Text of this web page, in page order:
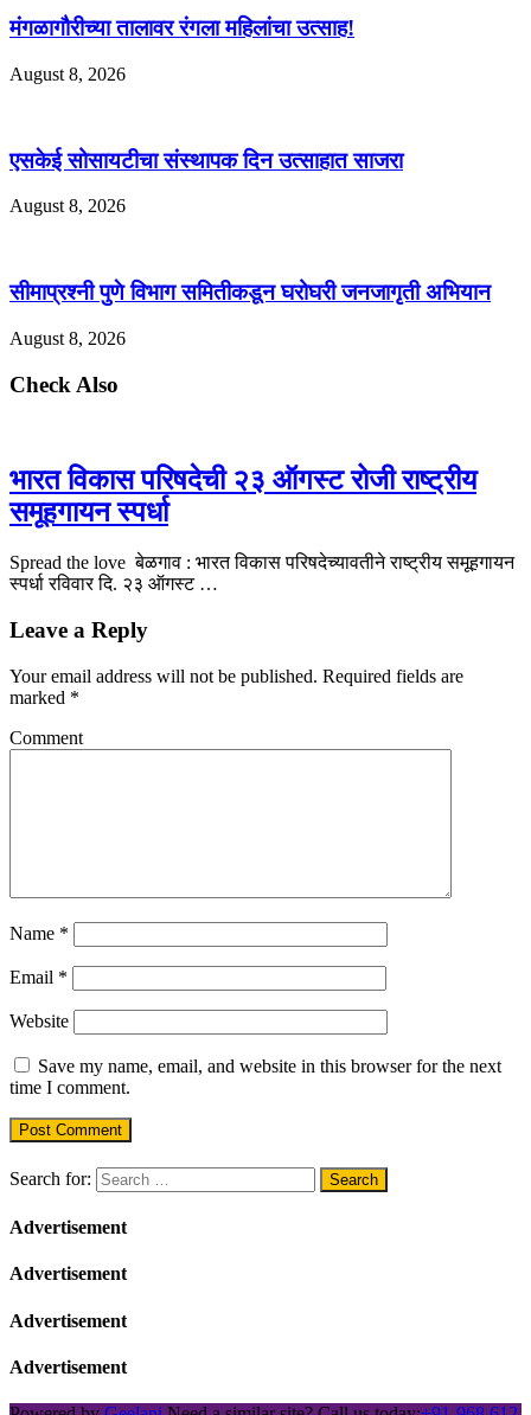
मंगळागौरीच्या तालावर रंगला महिलांचा उत्साह!
August 8, 2026
एसकेई सोसायटीचा संस्थापक दिन उत्साहात साजरा
August 8, 2026
सीमाप्रश्नी पुणे विभाग समितीकडून घरोघरी जनजागृती अभियान
August 8, 2026
Check Also
भारत विकास परिषदेची २३ ऑगस्ट रोजी राष्ट्रीय
समूहगायन स्पर्धा
Spread the love बेळगाव : भारत विकास परिषदेच्यावतीने राष्ट्रीय समूहगायन
स्पर्धा रविवार दि. २३ ऑगस्ट …
Leave a Reply
Your email address will not be published. Required fields are
marked *
Comment
Name *
Email *
Website
Save my name, email, and website in this browser for the next
time I comment.
Search for:
Advertisement
Advertisement
Advertisement
Advertisement